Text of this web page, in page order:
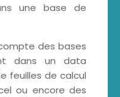
une base de
des bases
dans un data
feuilles de calcul
ou encore des